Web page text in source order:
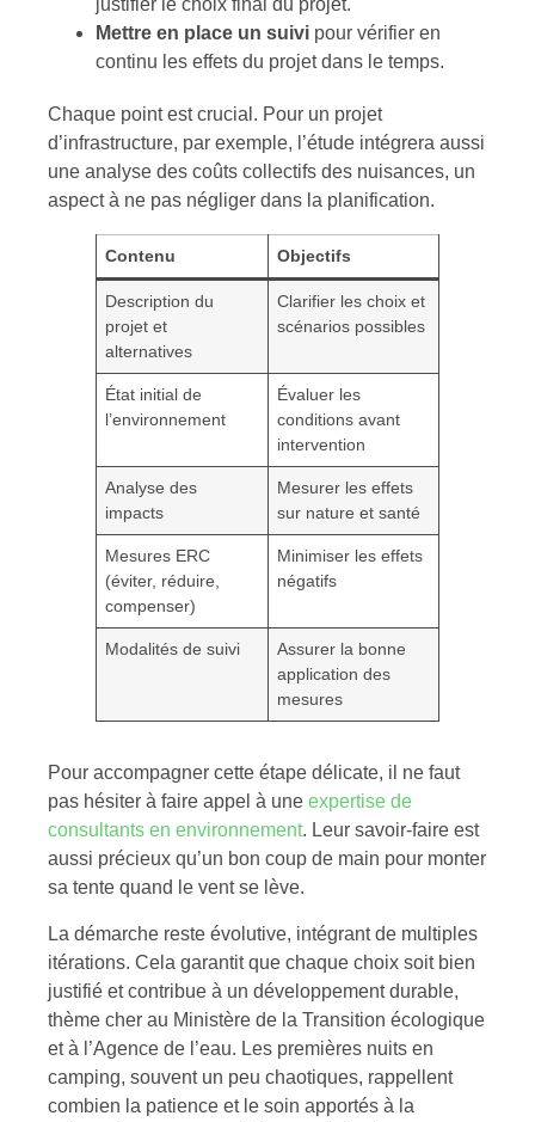
justifier le choix final du projet.
Mettre en place un suivi pour vérifier en
continu les effets du projet dans le temps.
Chaque point est crucial. Pour un projet
d’infrastructure, par exemple, l’étude intégrera aussi
une analyse des coûts collectifs des nuisances, un
aspect à ne pas négliger dans la planification.
Contenu Objectifs
Description du
projet et
alternatives
Clarifier les choix et
scénarios possibles
État initial de
l’environnement
Évaluer les
conditions avant
intervention
Analyse des
impacts
Mesurer les effets
sur nature et santé
Mesures ERC
(éviter, réduire,
compenser)
Minimiser les effets
négatifs
Modalités de suivi
Assurer la bonne
application des
mesures
Pour accompagner cette étape délicate, il ne faut
pas hésiter à faire appel à une expertise de
consultants en environnement. Leur savoir-faire est
aussi précieux qu’un bon coup de main pour monter
sa tente quand le vent se lève.
La démarche reste évolutive, intégrant de multiples
itérations. Cela garantit que chaque choix soit bien
justifié et contribue à un développement durable,
thème cher au Ministère de la Transition écologique
et à l’Agence de l’eau. Les premières nuits en
camping, souvent un peu chaotiques, rappellent
combien la patience et le soin apportés à la